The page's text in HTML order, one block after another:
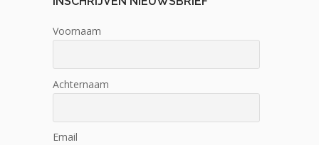
Voornaam
Achternaam
Email